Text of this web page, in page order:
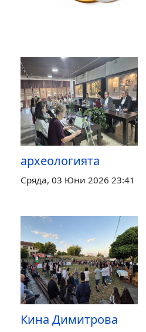
археологията
Сряда, 03 Юни 2026 23:41
Кина Димитрова